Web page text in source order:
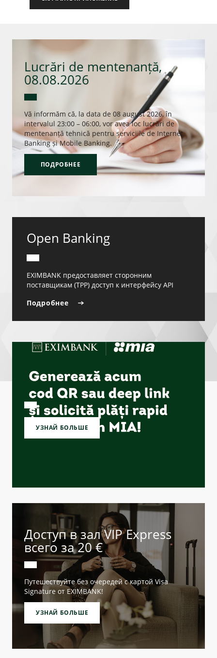
Lucrări de mentenanță,
08.08.2026
Vă informăm că, la data de 08 august 2026, în
intervalul 23:00 – 06:00, vor avea loc lucrări de
mentenanță tehnică pentru serviciile de Internet
Banking și Mobile Banking.
ПОДРОБНЕЕ
Open Banking
EXIMBANK предоставляет сторонним
поставщикам (TPP) доступ к интерфейсу API
Подробнее
УЗНАЙ БОЛЬШЕ
Доступ в зал VIP Express
всего за 20 €
Путешествуйте без очередей с картой Visa
Signature от EXIMBANK!
УЗНАЙ БОЛЬШЕ